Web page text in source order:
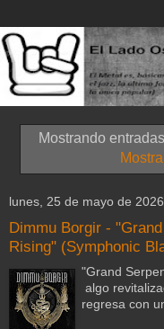
Mostrando
lunes, 25 de mayo de 2026
Dimmu Borgir -
Rising" (Symphonic
"Grand
algo
regresa con